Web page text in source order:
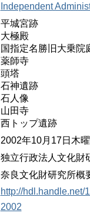
Independent
平城宮跡
大極殿
国指定名勝旧大乗院
薬師寺
頭塔
石神遺跡
石人像
山田寺
西トップ遺跡
2002年10月17日木
独立行政法人文化財
奈良文化財研究所概
http://hdl.handle.net/
2002